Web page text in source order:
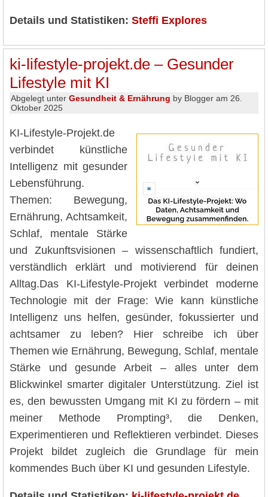
Details und Statistiken: Steffi Explores
ki-lifestyle-projekt.de – Gesunder
Lifestyle mit KI
Abgelegt unter Gesundheit & Ernährung by Blogger am 26.
Oktober 2025
KI-Lifestyle-Projekt.de
verbindet künstliche
Intelligenz mit gesunder
Lebensführung.
Themen: Bewegung,
Ernährung, Achtsamkeit,
Schlaf, mentale Stärke
und Zukunftsvisionen – wissenschaftlich fundiert,
verständlich erklärt und motivierend für deinen
Alltag.Das KI-Lifestyle-Projekt verbindet moderne
Technologie mit der Frage: Wie kann künstliche
Intelligenz uns helfen, gesünder, fokussierter und
achtsamer zu leben? Hier schreibe ich über
Themen wie Ernährung, Bewegung, Schlaf, mentale
Stärke und gesunde Arbeit – alles unter dem
Blickwinkel smarter digitaler Unterstützung. Ziel ist
es, den bewussten Umgang mit KI zu fördern – mit
meiner Methode Prompting³, die Denken,
Experimentieren und Reflektieren verbindet. Dieses
Projekt bildet zugleich die Grundlage für mein
kommendes Buch über KI und gesunden Lifestyle.